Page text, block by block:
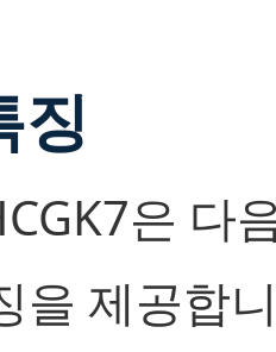
징
은 다
을 제공합